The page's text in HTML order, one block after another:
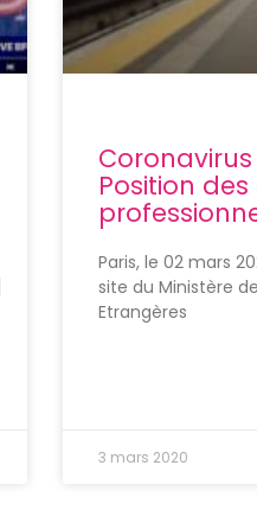
Coronavirus
Position
Paris, le 02 mars
site du Ministère
Etrangères
3 mars 2020